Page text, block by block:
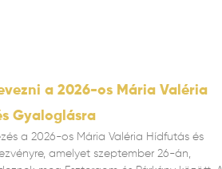
a 2026-os Mária Valéria
Gyaloglásra
a 2026-os Mária Valéria Hídfutás és
amelyet szeptember 26-án,